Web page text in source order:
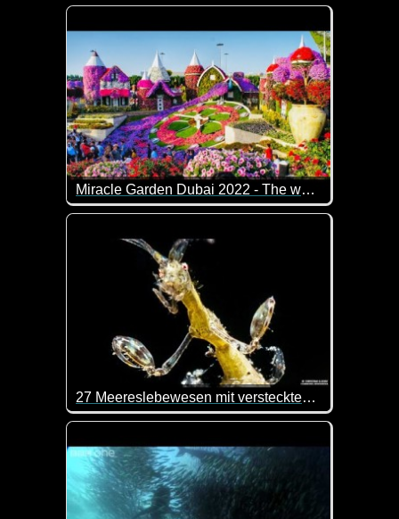
Sehr langes Video von BBC, aber ich kann dir
Miracle Garden Dubai 2022 - The world's largest natural flower garden
Ich glaube, dass ich da unbedingt mal hin muss.
27 Meereslebewesen mit versteckten Talenten
Sehr interessant. Man lernt immer wieder was